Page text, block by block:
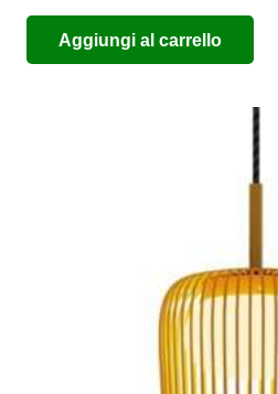
Aggiungi al carrello